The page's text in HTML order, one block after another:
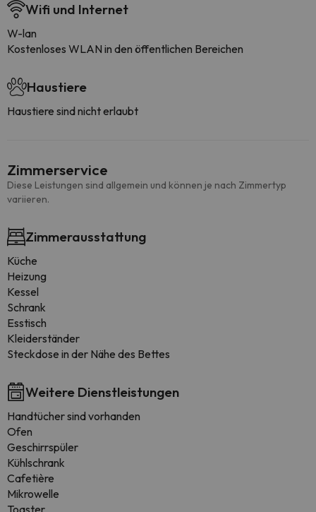
Wifi und Internet
W-lan
Kostenloses WLAN in den öffentlichen Bereichen
Haustiere
Haustiere sind nicht erlaubt
Zimmerservice
Diese Leistungen sind allgemein und können je nach Zimmertyp
variieren.
Zimmerausstattung
Küche
Heizung
Kessel
Schrank
Esstisch
Kleiderständer
Steckdose in der Nähe des Bettes
Weitere Dienstleistungen
Handtücher sind vorhanden
Ofen
Geschirrspüler
Kühlschrank
Cafetière
Mikrowelle
Toaster